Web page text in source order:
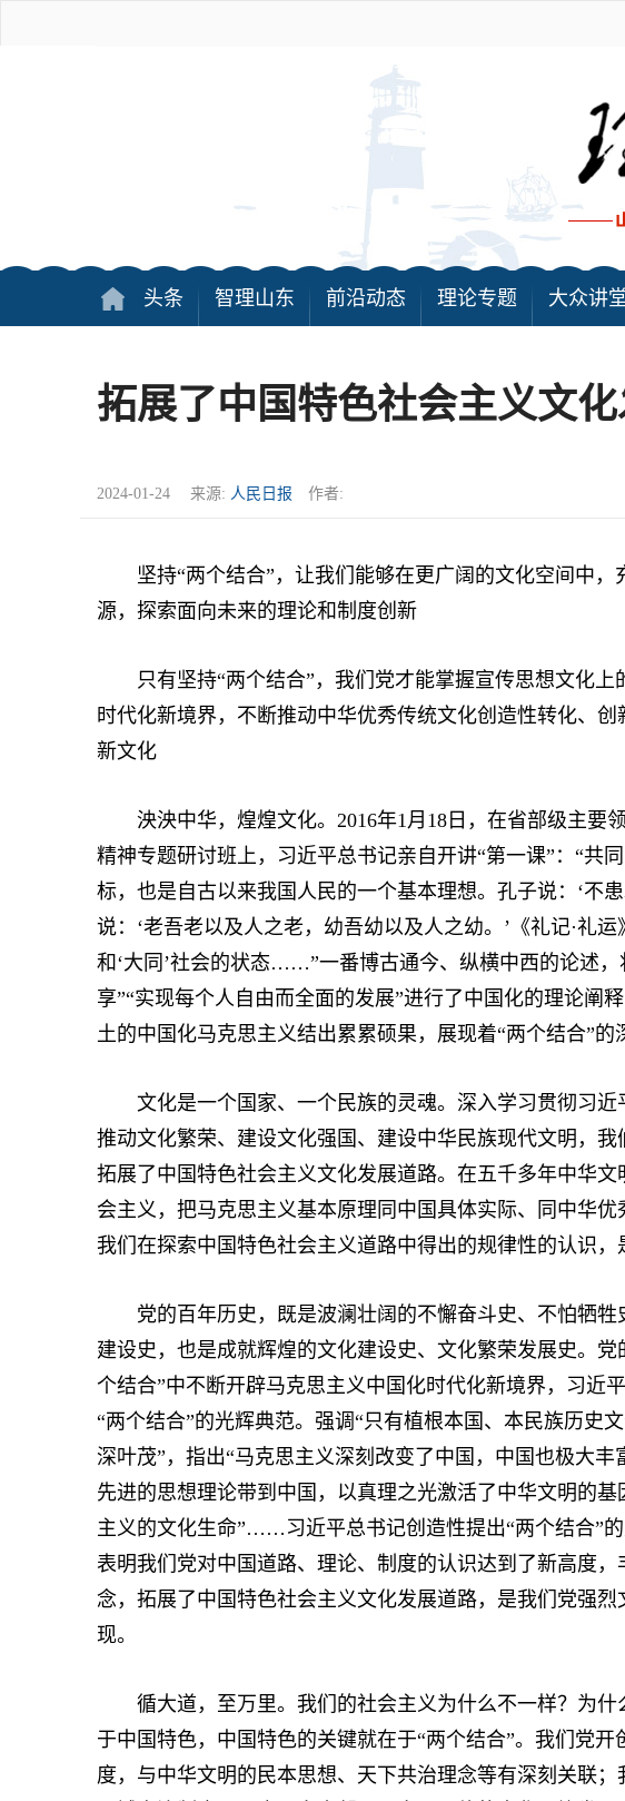
头条 智理山东 前沿动态 理论专题 大众讲
拓展了中国特色社会主义文
2024-01-24 来源: 人民日报 作者:
坚持“两个结合”，让我们能够在更广阔的文化空间中，
源，探索面向未来的理论和制度创新
只有坚持“两个结合”，我们党才能掌握宣传思想文化上
时代化新境界，不断推动中华优秀传统文化创造性转化、
新文化
泱泱中华，煌煌文化。2016年1月18日，在省部级主要
精神专题研讨班上，习近平总书记亲自开讲“第一课”：“共
标，也是自古以来我国人民的一个基本理想。孔子说：‘不
说：‘老吾老以及人之老，幼吾幼以及人之幼。’《礼记·礼
和‘大同’社会的状态……”一番博古通今、纵横中西的论述
享”“实现每个人自由而全面的发展”进行了中国化的理论阐
土的中国化马克思主义结出累累硕果，展现着“两个结合”的
文化是一个国家、一个民族的灵魂。深入学习贯彻习近
推动文化繁荣、建设文化强国、建设中华民族现代文明，
拓展了中国特色社会主义文化发展道路。在五千多年中华
会主义，把马克思主义基本原理同中国具体实际、同中华
我们在探索中国特色社会主义道路中得出的规律性的认识，
党的百年历史，既是波澜壮阔的不懈奋斗史、不怕牺牲
建设史，也是成就辉煌的文化建设史、文化繁荣发展史。
个结合”中不断开辟马克思主义中国化时代化新境界，习近
“两个结合”的光辉典范。强调“只有植根本国、本民族历史
深叶茂”，指出“马克思主义深刻改变了中国，中国也极大
先进的思想理论带到中国，以真理之光激活了中华文明的
主义的文化生命”……习近平总书记创造性提出“两个结合”的
表明我们党对中国道路、理论、制度的认识达到了新高度
念，拓展了中国特色社会主义文化发展道路，是我们党强
现。
循大道，至万里。我们的社会主义为什么不一样？为什
于中国特色，中国特色的关键就在于“两个结合”。我们党
度，与中华文明的民本思想、天下共治理念等有深刻关联